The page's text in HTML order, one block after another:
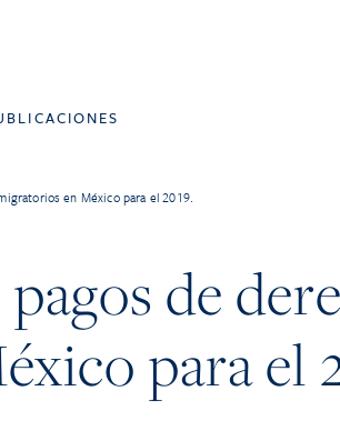
en México para el 2019.
de
para el